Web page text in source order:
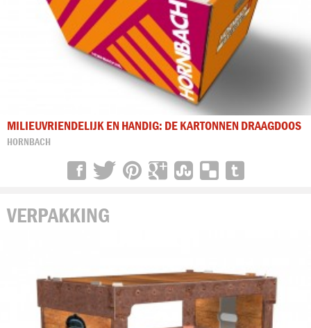
MILIEUVRIENDELIJK EN HANDIG: DE KARTONNEN DRAAGDOOS
HORNBACH
VERPAKKING